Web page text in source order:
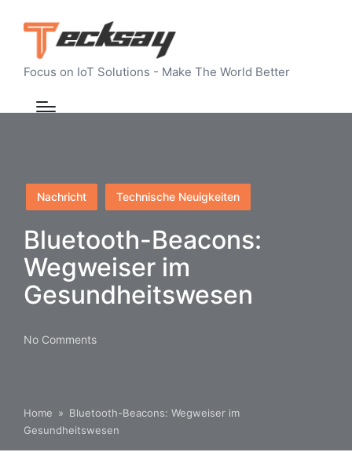
Focus on IoT Solutions - Make The World Better
Posted
in
Nachricht Technische Neuigkeiten
Bluetooth-Beacons:
Wegweiser im
Gesundheitswesen
No Comments
Home » Bluetooth-Beacons: Wegweiser im
Gesundheitswesen